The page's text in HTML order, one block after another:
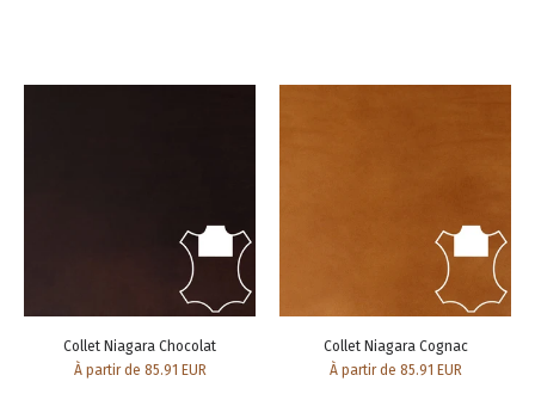
Collet Niagara Chocolat
À partir de 85.91 EUR
Collet Niagara Cognac
À partir de 85.91 EUR